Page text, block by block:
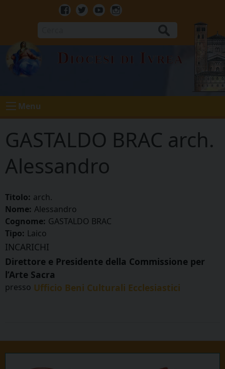
Facebook
TwitterYoutubeInstagram
Diocesi di Ivrea
Menu
GASTALDO BRAC arch.
Alessandro
Titolo: arch.
Nome: Alessandro
Cognome: GASTALDO BRAC
Tipo: Laico
INCARICHI
Direttore e Presidente della Commissione per
l’Arte Sacra
presso Ufficio Beni Culturali Ecclesiastici